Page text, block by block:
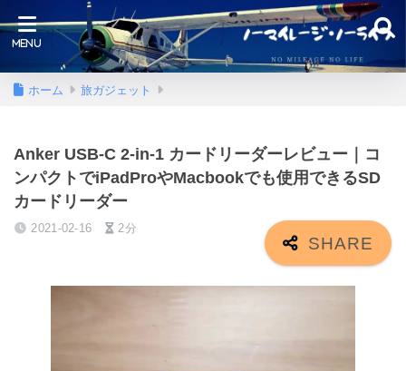
ホーム 旅ガジェット
Anker USB-C 2-in-1 カードリーダーレビュー｜コ
ンパクトでiPadProやMacbookでも使用できるSD
カードリーダー
2021-02-16 2分